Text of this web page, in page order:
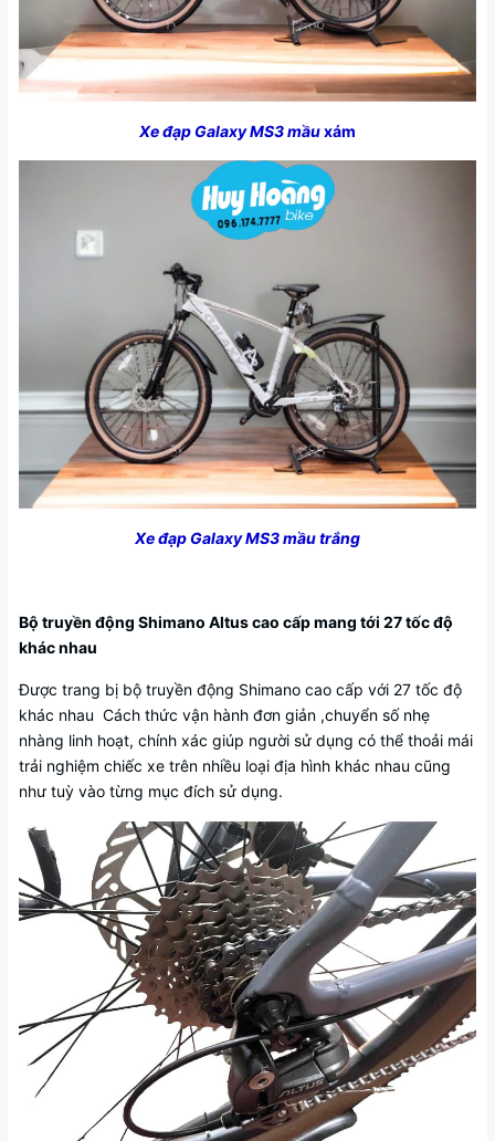
Xe đạp Galaxy MS3 mầuxám
Xe đạp Galaxy MS3 mầu trắng
Bộ truyền động Shimano Altus cao cấp mang tới 27 tốc độ
khác nhau
Được trang bị bộ truyền động Shimano cao cấp với 27 tốc độ
khác nhau Cách thức vận hành đơn giản ,chuyển số nhẹ
nhàng linh hoạt, chính xác giúp người sử dụng có thể thoải mái
trải nghiệm chiếc xe trên nhiều loại địa hình khác nhau cũng
như tuỳ vào từng mục đích sử dụng.